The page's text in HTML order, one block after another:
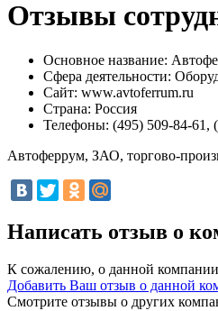
Отзывы
Основное название:
Сфера деятельности:
Сайт: www.avtoferrum.ru
Страна: Россия
Телефоны: (495) 509-84-61,
Автоферрум, ЗАО, торгово-
Написать отзыв о
К сожалению, о данной
Добавить Ваш отзыв о данной
Смотрите отзывы о других